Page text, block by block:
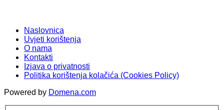
Naslovnica
Uvjeti korištenja
O nama
Kontakti
Izjava o privatnosti
Politika korištenja kolačića (Cookies Policy)
Powered by Domena.com